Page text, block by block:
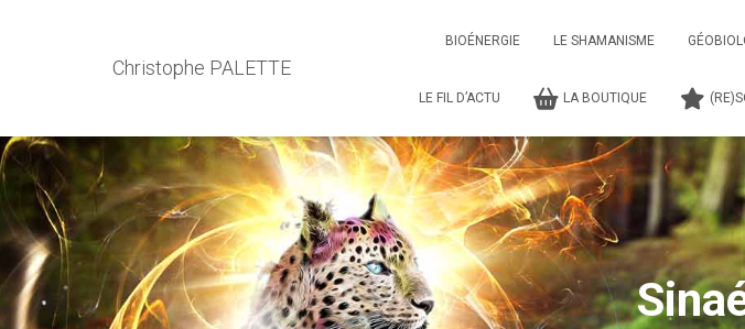
Christophe PALETTE
BIOÉNERGIE LE SHAMANISME
LE FIL D’ACTU LA BOUTIQUE